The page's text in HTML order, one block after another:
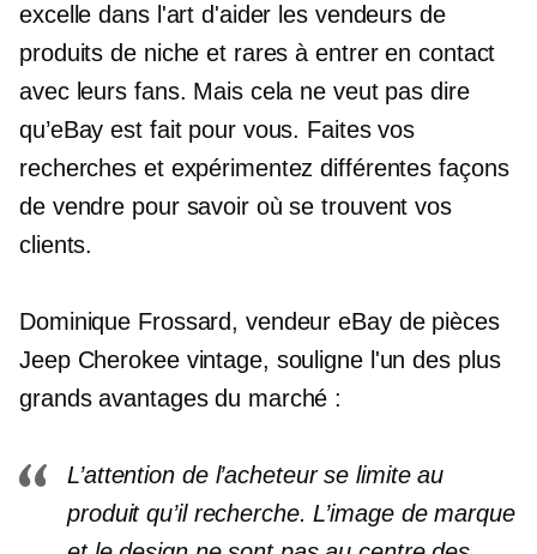
excelle dans l'art d'aider les vendeurs de
produits de niche et rares à entrer en contact
avec leurs fans. Mais cela ne veut pas dire
qu’eBay est fait pour vous. Faites vos
recherches et expérimentez différentes façons
de vendre pour savoir où se trouvent vos
clients.
Dominique Frossard, vendeur eBay de pièces
Jeep Cherokee vintage, souligne l'un des plus
grands avantages du marché :
L’attention de l’acheteur se limite au
produit qu’il recherche. L’image de marque